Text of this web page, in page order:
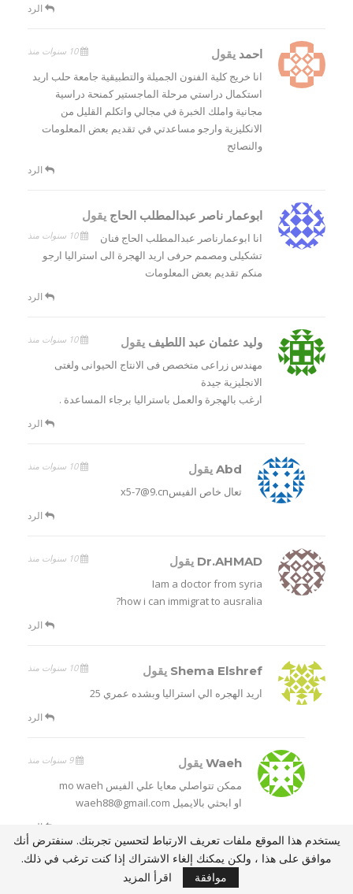
الرد
احمد يقول 10 سنوات منذ
انا خريج كلية الفنون الجميلة والتطبيقية جامعة حلب اريد
استكمال دراستي مرحلة الماجستير كمنحة دراسية
مجانية واملك الخبرة في مجالي واتكلم القليل من
الانكليزية وارجو مساعدتي في تقديم بعض المعلومات
والنصائح
الرد
ابوعمار ناصر عبدالمطلب الحاج يقول
10 سنوات منذ
انا ابوعمارناصر عبدالمطلب الحاج فنان
تشكيلى ومصمم حرفى اريد الهجرة الى استراليا ارجو
منكم تقديم بعض المعلومات
الرد
وليد عثمان عبد اللطيف يقول 10 سنوات منذ
مهندس زراعى متخصص فى الانتاج الحيوانى ولغتى
الانجليزية جيدة
ارغب بالهجرة والعمل باستراليا برجاء المساعدة .
الرد
Abd يقول 10 سنوات منذ
تعال خاص الفيسx5-7@9.cn
الرد
Dr.AHMAD يقول 10 سنوات منذ
Iam a doctor from syria
how i can immigrat to ausralia?
الرد
Shema Elshref يقول 10 سنوات منذ
اريد الهجره الي استراليا وبشده عمري 25
الرد
Waeh يقول 9 سنوات منذ
ممكن تتواصلي معايا علي الفيس mo waeh
او ابحثي بالايميل waeh88@gmail.com
الرد
محمد سيديقول 10 سنوات منذ
يستخدم هذا الموقع ملفات تعريف الارتباط لتحسين تجربتك. سنفترض أنك
موافق على هذا ، ولكن يمكنك إلغاء الاشتراك إذا كنت ترغب في ذلك.
موافقة
اقرأ المزيد